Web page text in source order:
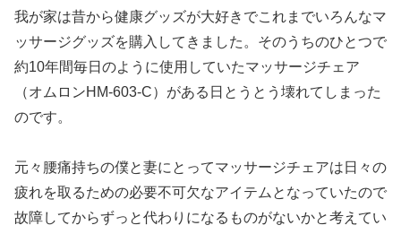
我が家は昔から健康グッズが大好きでこれまでいろんなマ
ッサージグッズを購入してきました。そのうちのひとつで
約10年間毎日のように使用していたマッサージチェア
（オムロンHM-603-C）がある日とうとう壊れてしまった
のです。
元々腰痛持ちの僕と妻にとってマッサージチェアは日々の
疲れを取るための必要不可欠なアイテムとなっていたので
故障してからずっと代わりになるものがないかと考えてい